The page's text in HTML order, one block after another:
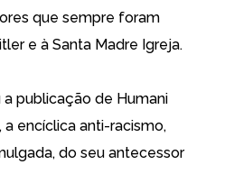
que sempre foram
e à Santa Madre Igreja.
a publicação de Humani
a encíclica anti-racismo,
do seu antecessor